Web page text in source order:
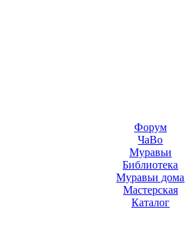
Форум
ЧаВо
Муравьи
Библиотека
Муравьи дома
Мастерская
Каталог